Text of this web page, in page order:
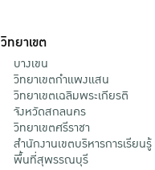
วิทยาเขต
บางเขน
วิทยาเขตกําแพงแสน
วิทยาเขตเฉลิมพระเกียรติ
จังหวัดสกลนคร
วิทยาเขตศรีราชา
สำนักงานเขตบริหารการเรียนรู้
พื้นที่สุพรรณบุรี